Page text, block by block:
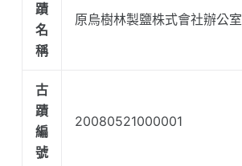
蹟
名
稱
原烏樹林製鹽株式會社辦公室
古
蹟
編
號
20080521000001